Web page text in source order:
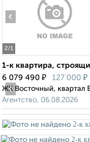
2/1
‹
1-к квартира,
6 079 490 ₽ 127 000 ₽
ЖК Восточный, квартал
Агентство, 06.08.2026
‹